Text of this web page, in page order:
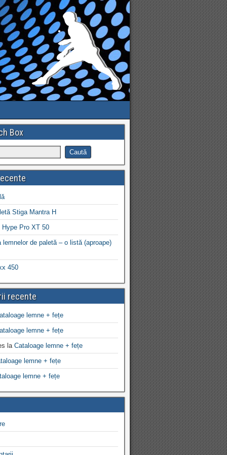
Box
Stiga Mantra H
Hype Pro XT 50
lemnelor de paletă – o listă (aproape)
450
recente
lemne + fețe
lemne + fețe
la Cataloage lemne + fețe
lemne + fețe
lemne + fețe